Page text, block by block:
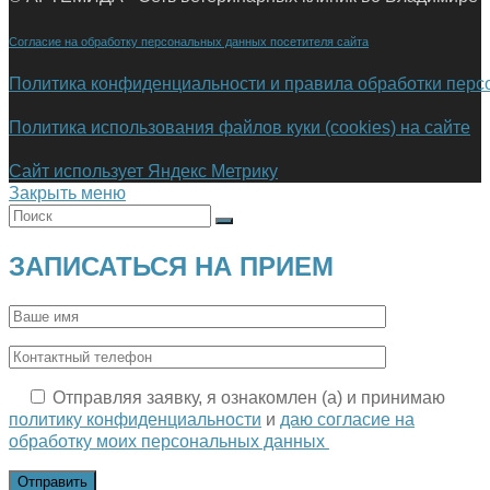
Согласие на обработку персональных данных посетителя сайта
Политика конфиденциальности и правила обработки
Политика использования файлов куки (cookies) на сайте
Сайт использует Яндекс Метрику
Закрыть меню
ЗАПИСАТЬСЯ НА ПРИЕМ
Отправляя заявку, я ознакомлен (а) и принимаю
политику конфиденциальности и даю согласие на
обработку моих персональных данных